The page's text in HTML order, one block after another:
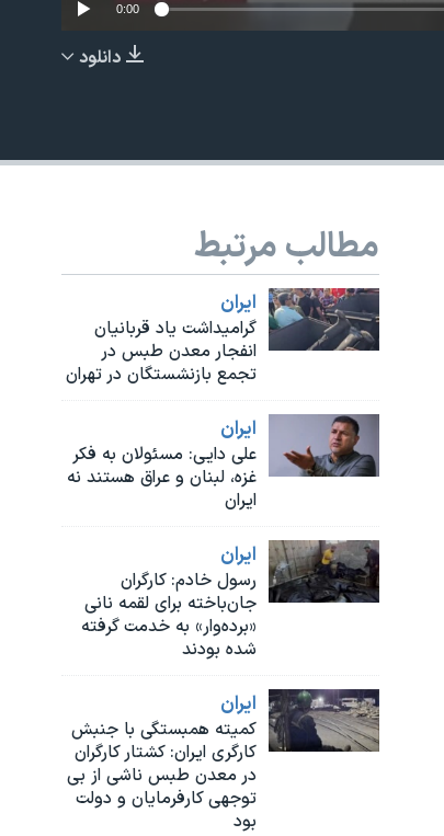
EMBED
0:00
دانلود
مطالب مرتبط
ايران
گرامیداشت یاد قربانیان
انفجار معدن طبس در
تجمع بازنشستگان در تهران
ايران
علی دایی: مسئولان به‌ فکر
غزه، لبنان و عراق هستند نه
ایران
ايران
رسول خادم: کارگران
جان‌باخته برای لقمه نانی
«برده‌وار» به خدمت گرفته
شده بودند
ايران
کمیته همبستگی با جنبش
کارگری ایران: کشتار کارگران
در معدن طبس ناشی از بی
توجهی کارفرمایان و دولت
بود